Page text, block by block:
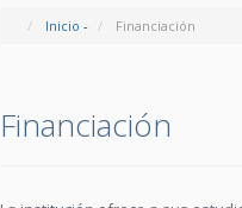
Inicio - Financiación
Financiación